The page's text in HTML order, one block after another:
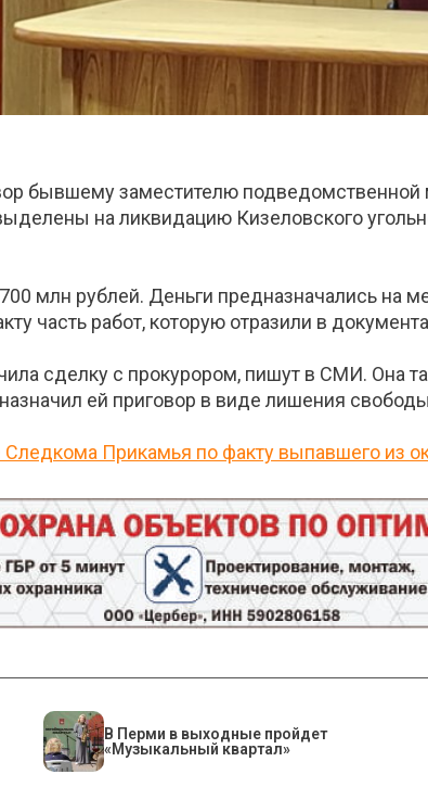
бывшему заместителю подведомственной
на ликвидацию Кизеловского
млн рублей. Деньги предназначались на
часть работ, которую отразили в
сделку с прокурором, пишут в СМИ. Она
ей приговор в виде лишения
Прикамья по факту выпавшего из
В Перми в выходные пройдет
«Музыкальный квартал»